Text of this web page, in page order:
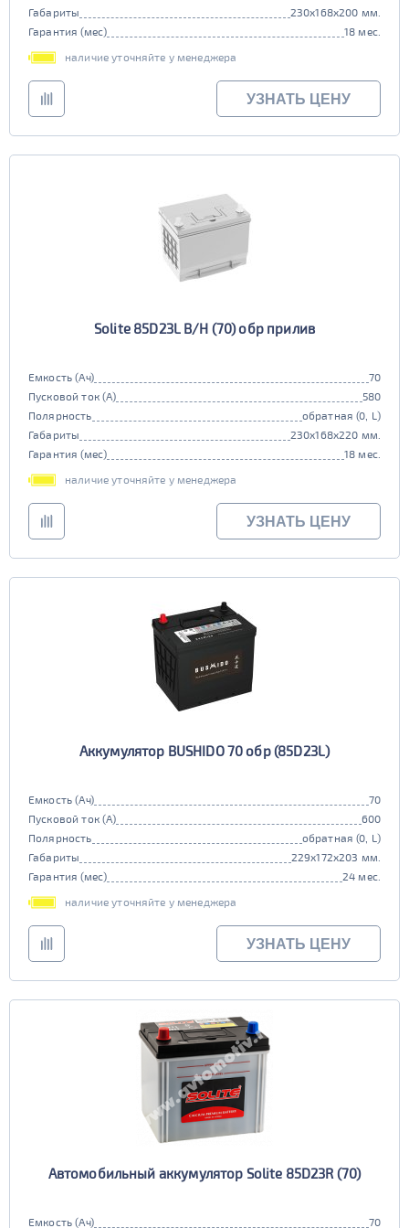
Габариты
230x168x200 мм.
Гарантия (мес)
18 мес.
наличие уточняйте у менеджера
УЗНАТЬ ЦЕНУ
Solite 85D23L B/H (70) обр прилив
Емкость (Ач)
70
Пусковой ток (А)
580
Полярность
обратная (0, L)
Габариты
230x168x220 мм.
Гарантия (мес)
18 мес.
наличие уточняйте у менеджера
УЗНАТЬ ЦЕНУ
Аккумулятор BUSHIDO 70 обр (85D23L)
Емкость (Ач)
70
Пусковой ток (А)
600
Полярность
обратная (0, L)
Габариты
229x172x203 мм.
Гарантия (мес)
24 мес.
наличие уточняйте у менеджера
УЗНАТЬ ЦЕНУ
Автомобильный аккумулятор Solite 85D23R (70)
Емкость (Ач) 70